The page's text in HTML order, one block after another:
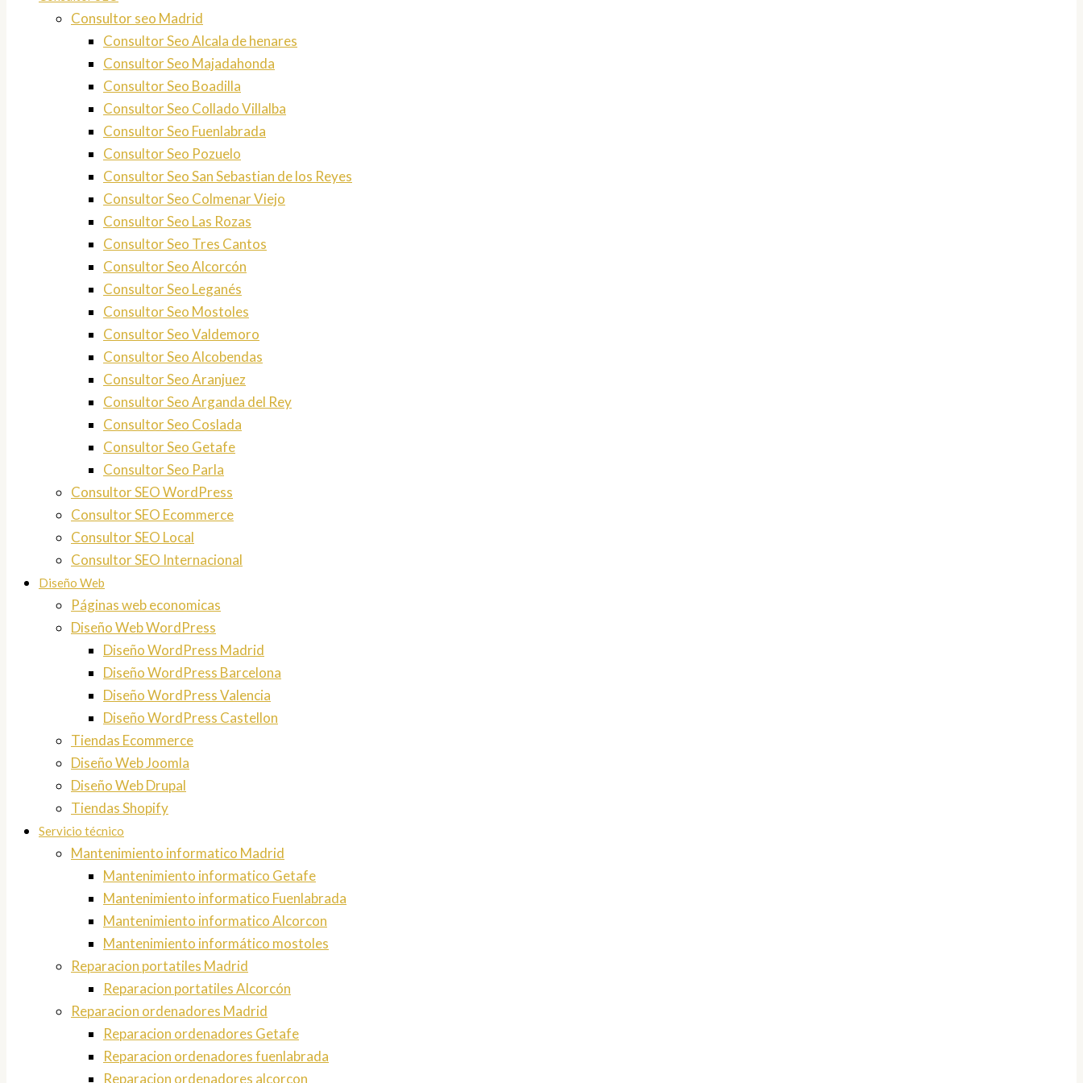
Consultor seo Madrid
Consultor Seo Alcala de henares
Consultor Seo Majadahonda
Consultor Seo Boadilla
Consultor Seo Collado Villalba
Consultor Seo Fuenlabrada
Consultor Seo Pozuelo
Consultor Seo San Sebastian de los Reyes
Consultor Seo Colmenar Viejo
Consultor Seo Las Rozas
Consultor Seo Tres Cantos
Consultor Seo Alcorcón
Consultor Seo Leganés
Consultor Seo Mostoles
Consultor Seo Valdemoro
Consultor Seo Alcobendas
Consultor Seo Aranjuez
Consultor Seo Arganda del Rey
Consultor Seo Coslada
Consultor Seo Getafe
Consultor Seo Parla
Consultor SEO WordPress
Consultor SEO Ecommerce
Consultor SEO Local
Consultor SEO Internacional
Diseño Web
Páginas web economicas
Diseño Web WordPress
Diseño WordPress Madrid
Diseño WordPress Barcelona
Diseño WordPress Valencia
Diseño WordPress Castellon
Tiendas Ecommerce
Diseño Web Joomla
Diseño Web Drupal
Tiendas Shopify
Servicio técnico
Mantenimiento informatico Madrid
Mantenimiento informatico Getafe
Mantenimiento informatico Fuenlabrada
Mantenimiento informatico Alcorcon
Mantenimiento informático mostoles
Reparacion portatiles Madrid
Reparacion portatiles Alcorcón
Reparacion ordenadores Madrid
Reparacion ordenadores Getafe
Reparacion ordenadores fuenlabrada
Reparacion ordenadores alcorcon